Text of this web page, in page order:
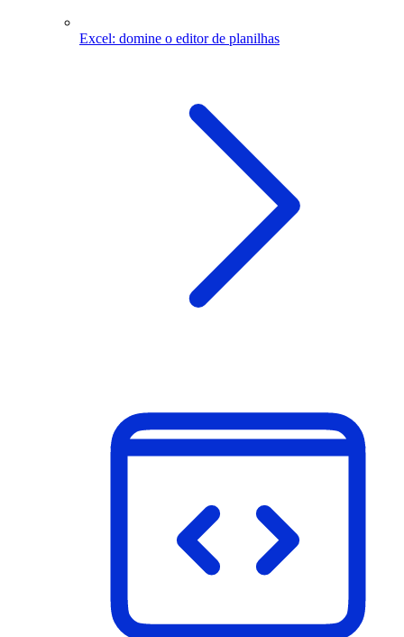
Excel: domine o editor de planilhas